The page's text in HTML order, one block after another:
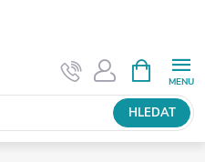
HLEDAT
NÁKUPNÍ
KOŠÍK